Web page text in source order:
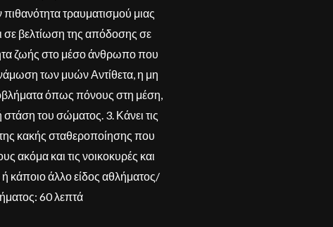
τραυματισμού μιας
βελτίωση της απόδοσης σε
ζωής στο μέσο άνθρωπο που
των μυών Αντίθετα, η μη
όπως πόνους στη μέση,
του σώματος. 3. Κάνει τις
κακής σταθεροποίησης που
ακόμα και τις νοικοκυρές και
κάποιο άλλο είδος αθλήματος/
60 λεπτά